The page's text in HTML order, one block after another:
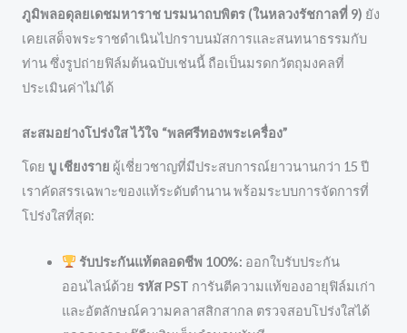
ภูมิพลอดุลยเดชมหาราช บรมนาถบพิตร (ในหลวงรัชกาลที่ 9) ยัง
เคยเสด็จพระราชดำเนินไปกราบนมัสการและสนทนาธรรมกับ
ท่าน ซึ่งรูปถ่ายฟิล์มต้นฉบับเช่นนี้ ถือเป็นมรดกวัตถุมงคลที่
ประเมินค่าไม่ได้
สะสมอย่างโปร่งใส ไว้ใจ “พลศรีทองพระเครื่อง”
โดย บู เชียงราย ผู้เชี่ยวชาญที่มีประสบการณ์ยาวนานกว่า 15 ปี
เราคัดสรรเฉพาะของแท้ระดับตำนาน พร้อมระบบการจัดการที่
โปร่งใสที่สุด:
รับประกันแท้ตลอดชีพ 100%: ออกใบรับประกัน
ออนไลน์ด้วย รหัส PST การันตีความแท้ของอายุฟิล์มเก่า
และอัตลักษณ์ความคลาสสิกสากล ตรวจสอบโปร่งใสได้